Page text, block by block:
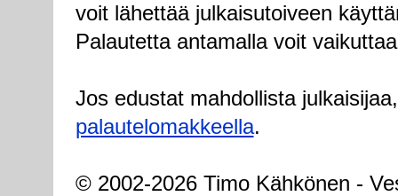
voit lähettää julkaisutoiveen
Palautetta antamalla voit
Jos edustat mahdollista
palautelomakkeella.
© 2002-2026 Timo Kähkönen -